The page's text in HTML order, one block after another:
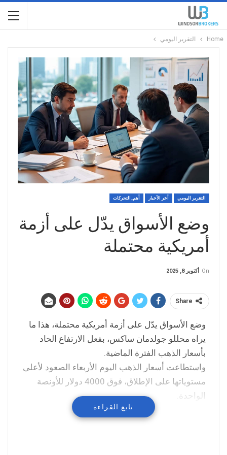
Home التقرير اليومي
التقرير اليومي أخر الأخبار أهم_التحركات
وضع الأسواق يدّل على أزمة
أمريكية محتملة
On أكتوبر 8, 2025
Share
وضع الأسواق يدّل على أزمة أمريكية محتملة، هذا ما
يراه محللو جولدمان ساكس، بفعل الارتفاع الحاد
بأسعار الذهب الفترة الماضية.
واستطاعت أسعار الذهب اليوم الأربعاء الصعود لأعلى
مستوياتها على الإطلاق، فوق 4000 دولار للأونصة
الواحدة.
وقال نائب رئيس مجلس إدارة جولدمان ساكس بأن
ارتفاع الذهب يمثّل “إشارة حمراء تحذّر من تفاقم
تابع القراءة